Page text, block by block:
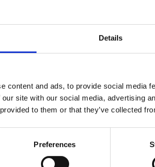
Details
content and ads, to provide social media
site with our social media, advertising
to them or that they’ve collected
Preferences
их заботливости и
на каждом этапе обучения!
за своим прогрессом в
будет мотивировать